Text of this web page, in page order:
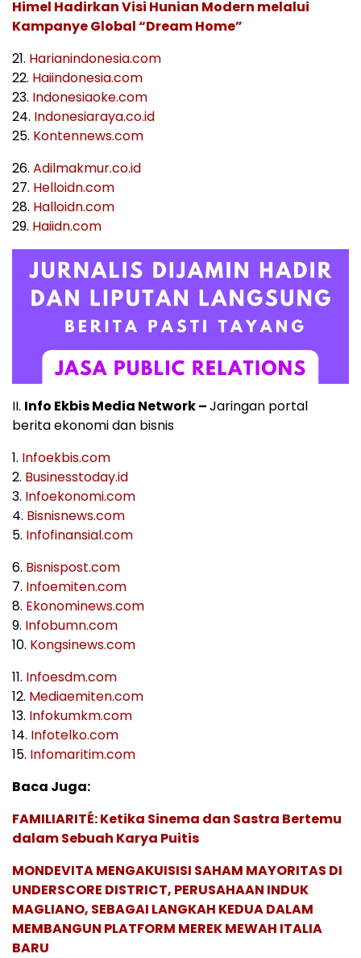
Himel Hadirkan Visi Hunian Modern melalui
Kampanye Global “Dream Home”
21. Harianindonesia.com
22. Haiindonesia.com
23. Indonesiaoke.com
24. Indonesiaraya.co.id
25. Kontennews.com
26. Adilmakmur.co.id
27. Helloidn.com
28. Halloidn.com
29. Haiidn.com
II. Info Ekbis Media Network –Jaringan portal
berita ekonomi dan bisnis
1. Infoekbis.com
2. Businesstoday.id
3. Infoekonomi.com
4. Bisnisnews.com
5. Infofinansial.com
6. Bisnispost.com
7. Infoemiten.com
8. Ekonominews.com
9. Infobumn.com
10. Kongsinews.com
11. Infoesdm.com
12. Mediaemiten.com
13. Infokumkm.com
14. Infotelko.com
15. Infomaritim.com
Baca Juga:
FAMILIARITÉ: Ketika Sinema dan Sastra Bertemu
dalam Sebuah Karya Puitis
MONDEVITA MENGAKUISISI SAHAM MAYORITAS DI
UNDERSCORE DISTRICT, PERUSAHAAN INDUK
MAGLIANO, SEBAGAI LANGKAH KEDUA DALAM
MEMBANGUN PLATFORM MEREK MEWAH ITALIA
BARU